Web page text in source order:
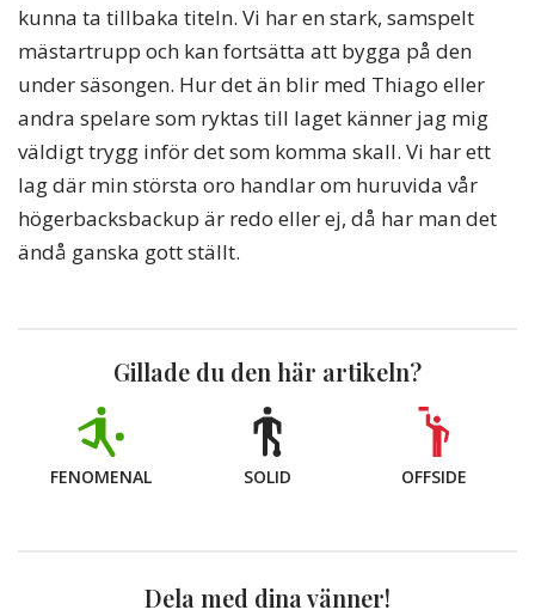
kunna ta tillbaka titeln. Vi har en stark, samspelt
mästartrupp och kan fortsätta att bygga på den
under säsongen. Hur det än blir med Thiago eller
andra spelare som ryktas till laget känner jag mig
väldigt trygg inför det som komma skall. Vi har ett
lag där min största oro handlar om huruvida vår
högerbacksbackup är redo eller ej, då har man det
ändå ganska gott ställt.
Gillade du den här artikeln?
FENOMENAL SOLID OFFSIDE
Dela med dina vänner!